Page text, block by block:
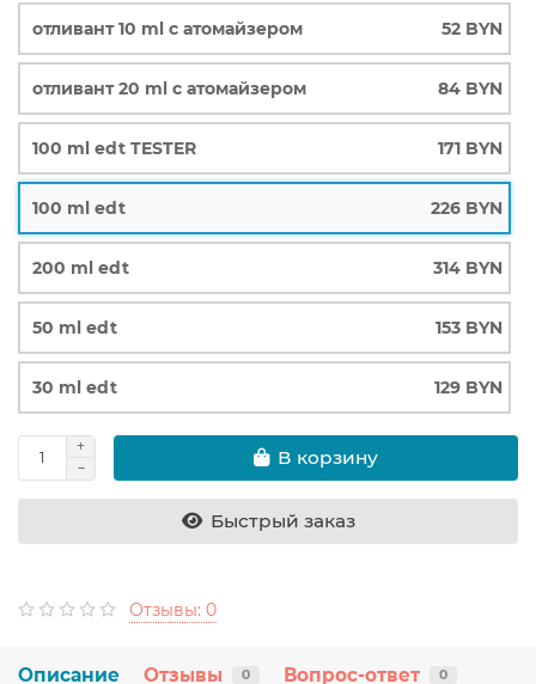
отливант 10 ml с атомайзером 52 BYN
отливант 20 ml с атомайзером 84 BYN
100 ml edt TESTER 171 BYN
100 ml edt 226 BYN
200 ml edt 314 BYN
50 ml edt 153 BYN
30 ml edt 129 BYN
В корзину
Быстрый заказ
Отзывы: 0
Описание Отзывы 0 Вопрос-ответ 0